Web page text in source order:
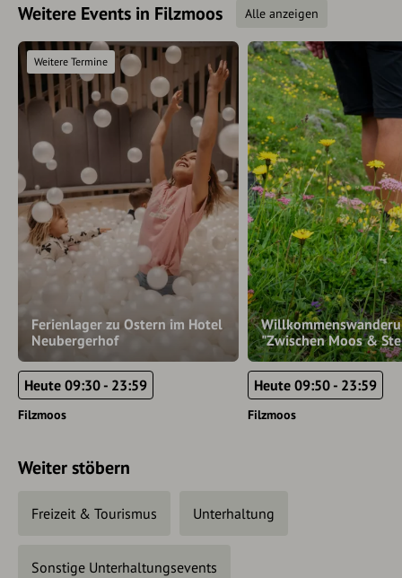
Weitere Events in Filzmoos Alle anzeigen
Ferienlager zu Ostern im Hotel
Neubergerhof
Weitere Termine
Heute 09:30 - 23:59
Filzmoos
"Zwischen Moos &
Heute 09:50 - 23:59
Filzmoos
Weiter stöbern
Freizeit & Tourismus Unterhaltung
Sonstige Unterhaltungsevents